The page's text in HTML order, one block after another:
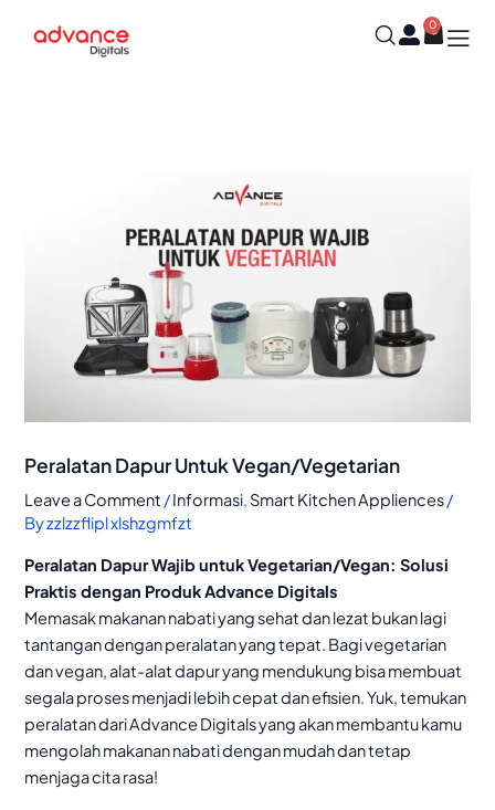
0
Cart
Peralatan Dapur Untuk Vegan/Vegetarian
Leave a Comment /Informasi, Smart Kitchen Appliences/
Byzzlzzflipl xlshzgmfzt
Peralatan Dapur Wajib untuk Vegetarian/Vegan: Solusi
Praktis dengan Produk Advance Digitals
Memasak makanan nabati yang sehat dan lezat bukan lagi
tantangan dengan peralatan yang tepat. Bagi vegetarian
dan vegan, alat-alat dapur yang mendukung bisa membuat
segala proses menjadi lebih cepat dan efisien. Yuk, temukan
peralatan dari Advance Digitals yang akan membantu kamu
mengolah makanan nabati dengan mudah dan tetap
menjaga cita rasa!